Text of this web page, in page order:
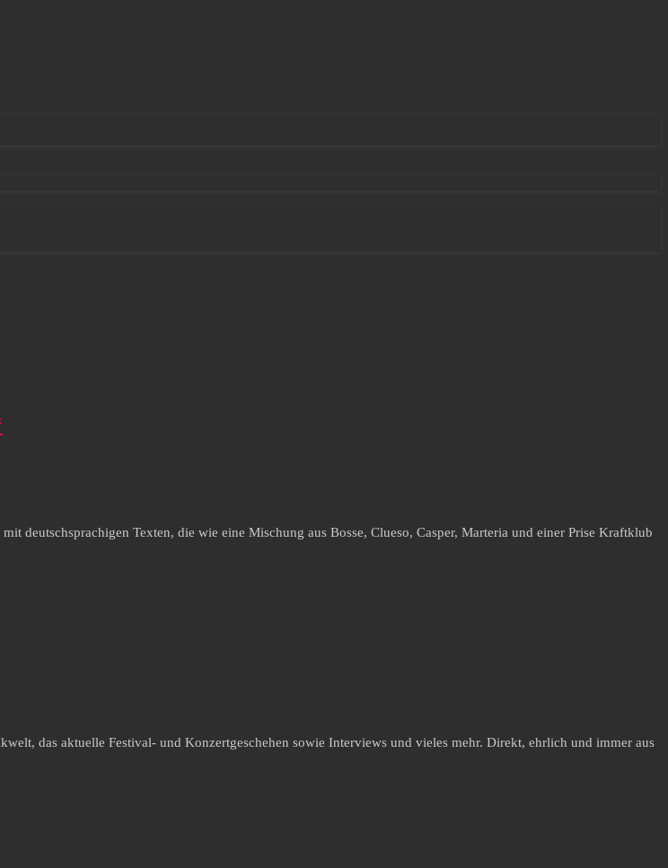
deutschsprachigen Texten, die wie eine Mischung aus Bosse, Clueso, Casper, Marteria und einer Prise Kraftklub
das aktuelle Festival- und Konzertgeschehen sowie Interviews und vieles mehr. Direkt, ehrlich und immer aus